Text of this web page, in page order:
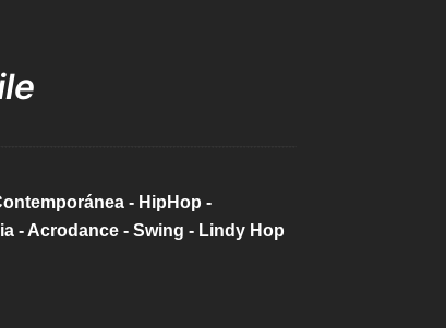
- HipHop -
- Acrodance - Swing - Lindy Hop